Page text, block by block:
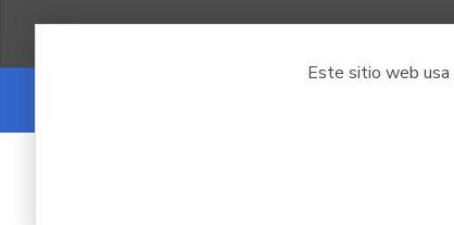
Este sitio web usa